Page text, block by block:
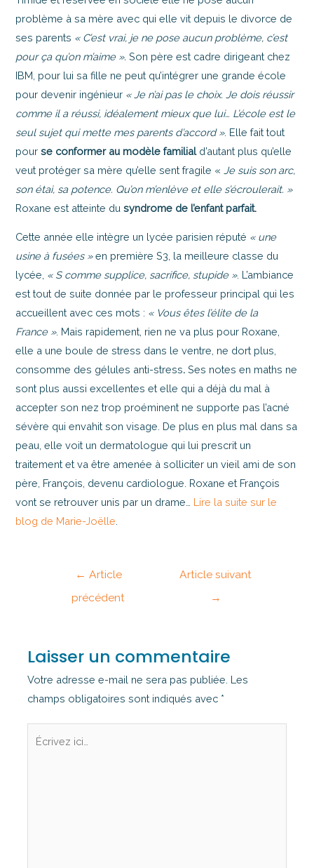
problème à sa mère avec qui elle vit depuis le divorce de
ses parents « C’est vrai, je ne pose aucun problème, c’est
pour ça qu’on m’aime ».Son père est cadre dirigeant chez
IBM, pour lui sa fille ne peut qu’intégrer une grande école
pour devenir ingénieur « Je n’ai pas le choix. Je dois réussir
comme il a réussi, idéalement mieux que lui… L’école est le
seul sujet qui mette mes parents d’accord ». Elle fait tout
pourse conformer au modèle familiald’autant plus qu’elle
veut protéger sa mère qu’elle sent fragile « Je suis son arc,
son étai, sa potence. Qu’on m’enlève et elle s’écroulerait. »
Roxane est atteinte du syndrome de l’enfant parfait.
Cette année elle intègre un lycée parisien réputé « une
usine à fusées »en première S3, la meilleure classe du
lycée, « S comme supplice, sacrifice, stupide ». L’ambiance
est tout de suite donnée par le professeur principal qui les
accueillent avec ces mots : « Vous êtes l’élite de la
France ». Mais rapidement, rien ne va plus pour Roxane,
elle a une boule de stress dans le ventre, ne dort plus,
consomme des gélules anti-stress. Ses notes en maths ne
sont plus aussi excellentes et elle qui a déjà du mal à
accepter son nez trop proéminent ne supporte pas l’acné
sévère qui envahit son visage. De plus en plus mal dans sa
peau, elle voit un dermatologue qui lui prescrit un
traitement et va être amenée à solliciter un vieil ami de son
père, François, devenu cardiologue. Roxane et François
vont se retrouver unis par un drame… Lire la suite sur le
blog de Marie-Joëlle
← Article
précédent
Article suivant
→
Laisser un commentaire
Votre adresse e-mail ne sera pas publiée. Les
champs obligatoires sont indiqués avec *